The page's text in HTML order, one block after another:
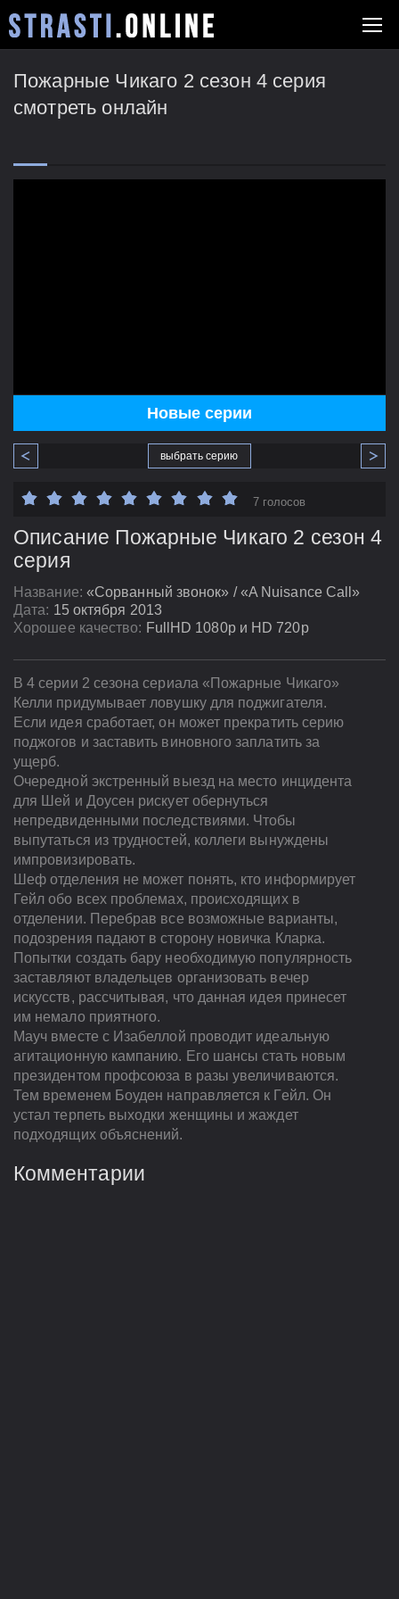
Пожарные Чикаго 2 сезон 4 серия
смотреть онлайн
Новые серии
выбрать серию
Описание Пожарные Чикаго 2 сезон 4
серия
Название: «Сорванный звонок» / «A Nuisance Call»
Дата: 15 октября 2013
Хорошее качество: FullHD 1080p и HD 720p
7 голосов
В 4 серии 2 сезона сериала «Пожарные Чикаго»
Келли придумывает ловушку для поджигателя.
Если идея сработает, он может прекратить серию
поджогов и заставить виновного заплатить за
ущерб.
Очередной экстренный выезд на место инцидента
для Шей и Доусен рискует обернуться
непредвиденными последствиями. Чтобы
выпутаться из трудностей, коллеги вынуждены
импровизировать.
Шеф отделения не может понять, кто информирует
Гейл обо всех проблемах, происходящих в
отделении. Перебрав все возможные варианты,
подозрения падают в сторону новичка Кларка.
Попытки создать бару необходимую популярность
заставляют владельцев организовать вечер
искусств, рассчитывая, что данная идея принесет
им немало приятного.
Мауч вместе с Изабеллой проводит идеальную
агитационную кампанию. Его шансы стать новым
президентом профсоюза в разы увеличиваются.
Тем временем Боуден направляется к Гейл. Он
устал терпеть выходки женщины и жаждет
подходящих объяснений.
Комментарии